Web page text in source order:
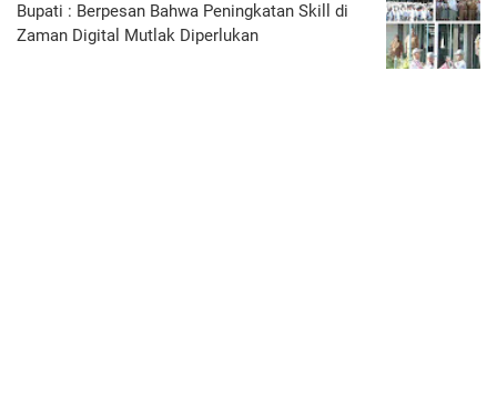
Bupati : Berpesan Bahwa Peningkatan Skill di
Zaman Digital Mutlak Diperlukan